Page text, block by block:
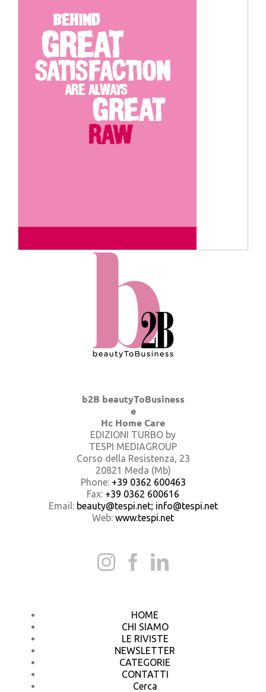
b2B beautyToBusiness
e
Hc Home Care
EDIZIONI TURBO by
TESPI MEDIAGROUP
Corso della Resistenza, 23
20821 Meda (Mb)
Phone: +39 0362 600463
Fax: +39 0362 600616
Email: beauty@tespi.net; info@tespi.net
Web: www.tespi.net
HOME
CHI SIAMO
LE RIVISTE
NEWSLETTER
CATEGORIE
CONTATTI
Cerca